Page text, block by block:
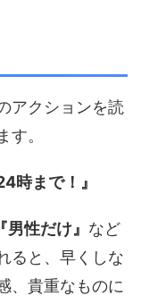
アクションを読
。
時まで！』
性だけ』 など
ると、早くしな
、貴重なものに